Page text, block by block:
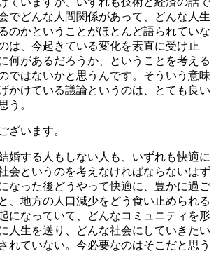
でどんな人間関係があって、どんな人生
のかということがほとんど語られていな
は、今起きている変化を素直に受け止
何があるだろうか、ということを考える
ではないかと思うんです。そういう意味
かけている議論というのは、とても良い
う。
ざいます。
婚する人もしない人も、いずれも快適に
会というのを考えなければならないはず
なった後どうやって快適に、豊かに過ご
、地方の人口減少をどう食い止められる
になっていて、どんなコミュニティを形
人生を送り、どんな社会にしていきたい
れていない。今必要なのはそこだと思う